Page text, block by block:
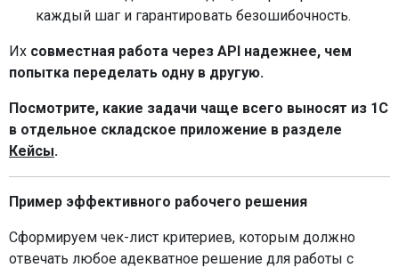
каждый шаг и гарантировать безошибочность.
Их совместная работа через API надежнее, чем
попытка переделать одну в другую.
Посмотрите, какие задачи чаще всего выносят из 1С
в отдельное складское приложение в разделе
Кейсы.
Пример эффективного рабочего решения
Сформируем чек-лист критериев, которым должно
отвечать любое адекватное решение для работы с